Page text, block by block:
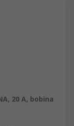
20 A, bobina